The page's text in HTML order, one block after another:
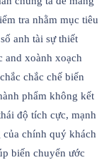
tra nhằm mục tiêu
anh tài sự thiết
and xoành xoạch
chắc chế biến
phẩm không kết
độ tích cực, mạnh
chính quý khách
biến chuyển ước